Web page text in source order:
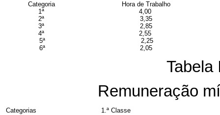
Categoria
Hora de Trabalho
1ª
4,00
2ª
3,35
3ª
2,85
4ª
2,55
5ª
2,25
6ª
2,05
Tabela
Remuneração
Categorias
1.ª Classe